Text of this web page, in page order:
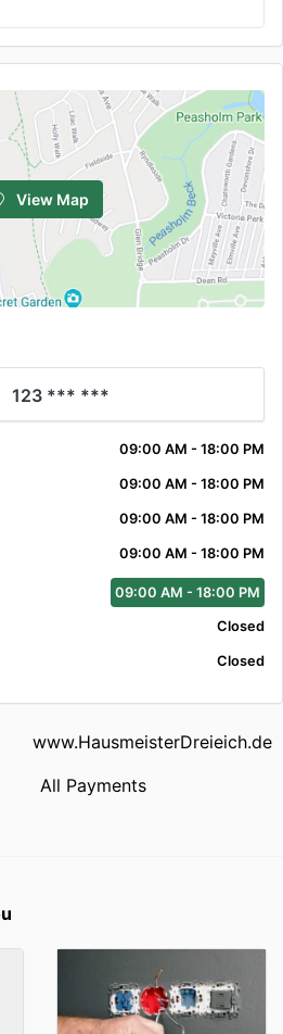
View Map
123 *** ***
09:00 AM - 18:00 PM
09:00 AM - 18:00 PM
09:00 AM - 18:00 PM
09:00 AM - 18:00 PM
09:00 AM - 18:00 PM
Closed
Closed
www.HausmeisterDreieich.de
All Payments